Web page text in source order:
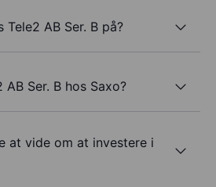
AB Ser. B på?
AB Ser. B hos Saxo?
at vide om at investere i